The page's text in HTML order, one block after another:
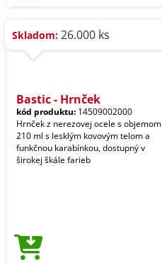
Skladom: 26.000 ks
Bastic - Hrnček
kód produktu: 14509002000
Hrnček z nerezovej ocele s objemom
210 ml s lesklým kovovým telom a
funkčnou karabínkou, dostupný v
širokej škále farieb